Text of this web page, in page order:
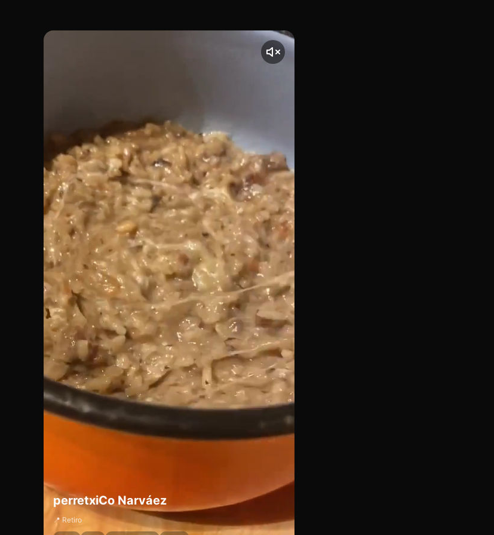
perretxiCo Narváez
📍 Retiro
Ubicado en la Calle de Narváez 40, a escasos metros del Parque del Retiro, esta sede de
[00:00 - Escena 1: Introducción y Ambiente] El vídeo comienza con una toma de perretxiCo